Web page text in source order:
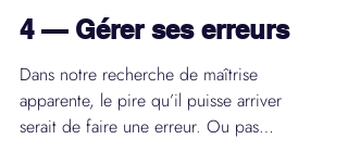
4 — Gérer ses erreurs
Dans notre recherche de maîtrise
apparente, le pire qu’il puisse arriver
serait de faire une erreur. Ou pas…